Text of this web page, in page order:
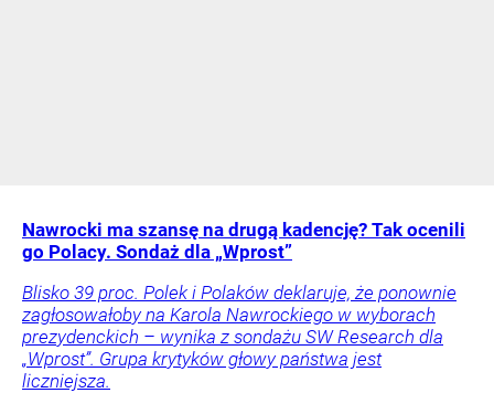
Nawrocki ma szansę na drugą kadencję? Tak ocenili
go Polacy. Sondaż dla „Wprost”
Blisko 39 proc. Polek i Polaków deklaruje, że ponownie
zagłosowałoby na Karola Nawrockiego w wyborach
prezydenckich – wynika z sondażu SW Research dla
„Wprost”. Grupa krytyków głowy państwa jest
liczniejsza.